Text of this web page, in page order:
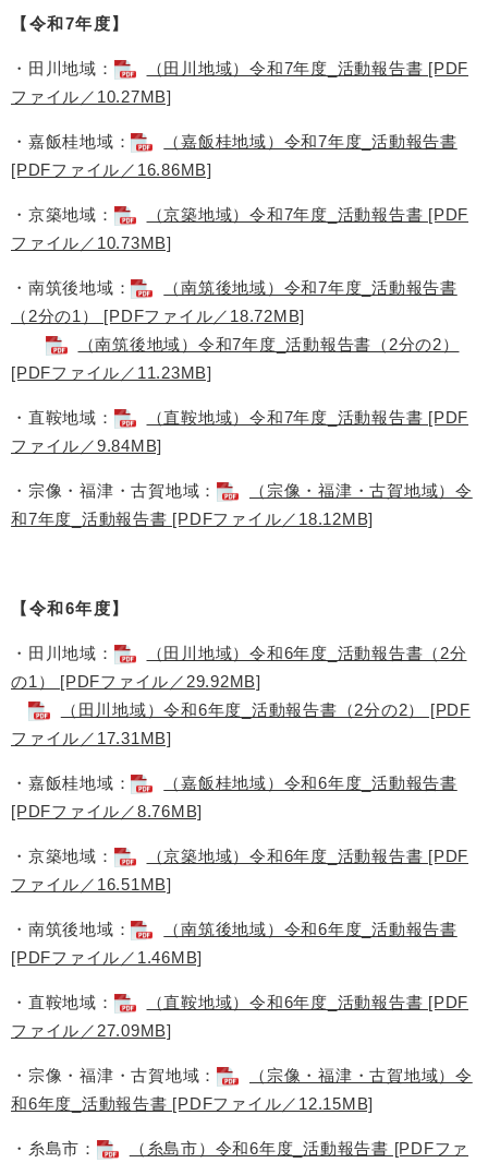
【令和7年度】
・田川地域：​
（田川地域）令和7年度_活動報告書 [PDF
ファイル／10.27MB]
・嘉飯桂地域：​
（嘉飯桂地域）令和7年度_活動報告書
[PDFファイル／16.86MB]
・京築地域：​
（京築地域）令和7年度_活動報告書 [PDF
ファイル／10.73MB]
・南筑後地域：​
（南筑後地域）令和7年度_活動報告書
（2分の1） [PDFファイル／18.72MB]
（南筑後地域）令和7年度_活動報告書（2分の2）
[PDFファイル／11.23MB]
・直鞍地域：​
（直鞍地域）令和7年度_活動報告書 [PDF
ファイル／9.84MB]
・宗像・福津・古賀地域：​
（宗像・福津・古賀地域）令
和7年度_活動報告書 [PDFファイル／18.12MB]
【令和6年度】
・田川地域：​
（田川地域）令和6年度_活動報告書（2分
の1） [PDFファイル／29.92MB]
（田川地域）令和6年度_活動報告書（2分の2） [PDF
ファイル／17.31MB]
・嘉飯桂地域：​
（嘉飯桂地域）令和6年度_活動報告書
[PDFファイル／8.76MB]
・京築地域：​
（京築地域）令和6年度_活動報告書 [PDF
ファイル／16.51MB]
・南筑後地域：​
（南筑後地域）令和6年度_活動報告書
[PDFファイル／1.46MB]
・直鞍地域：​
（直鞍地域）令和6年度_活動報告書 [PDF
ファイル／27.09MB]
・宗像・福津・古賀地域：​
（宗像・福津・古賀地域）令
和6年度_活動報告書 [PDFファイル／12.15MB]
・糸島市：​ （糸島市）令和6年度_活動報告書 [PDFファ